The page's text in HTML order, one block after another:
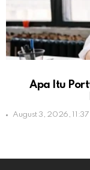
Apa Itu
August 3, 2026,